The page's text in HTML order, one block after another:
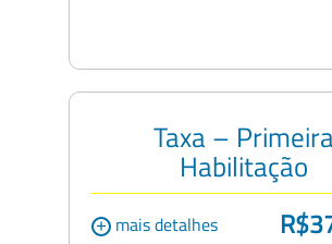
Taxa – Primeira
Habilitação
+ mais detalhes